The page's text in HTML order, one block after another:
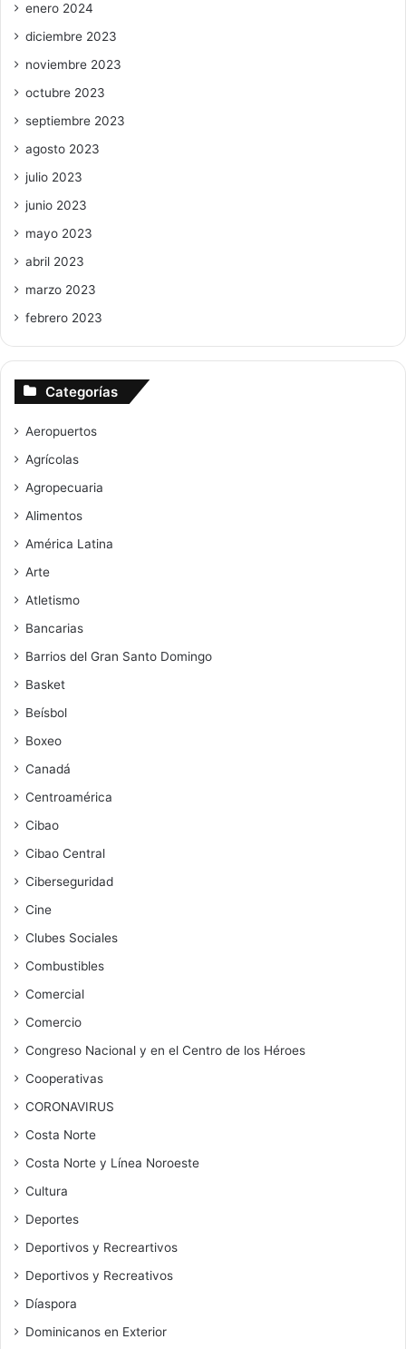
enero 2024
diciembre 2023
noviembre 2023
octubre 2023
septiembre 2023
agosto 2023
julio 2023
junio 2023
mayo 2023
abril 2023
marzo 2023
febrero 2023
Categorías
Aeropuertos
Agrícolas
Agropecuaria
Alimentos
América Latina
Arte
Atletismo
Bancarias
Barrios del Gran Santo Domingo
Basket
Beísbol
Boxeo
Canadá
Centroamérica
Cibao
Cibao Central
Ciberseguridad
Cine
Clubes Sociales
Combustibles
Comercial
Comercio
Congreso Nacional y en el Centro de los Héroes
Cooperativas
CORONAVIRUS
Costa Norte
Costa Norte y Línea Noroeste
Cultura
Deportes
Deportivos y Recreartivos
Deportivos y Recreativos
Díaspora
Dominicanos en Exterior